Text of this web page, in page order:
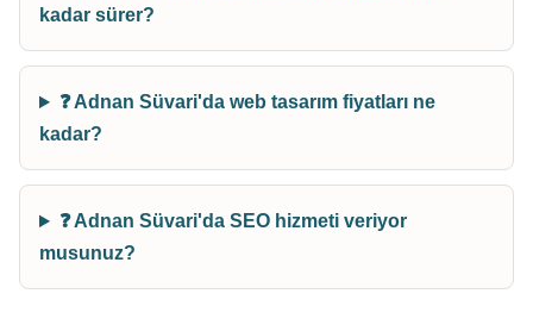
kadar sürer?
❓ Adnan Süvari'da web tasarım fiyatları ne
kadar?
❓ Adnan Süvari'da SEO hizmeti veriyor
musunuz?